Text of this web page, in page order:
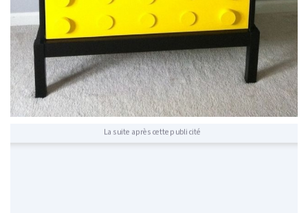
La suite après cette publicité